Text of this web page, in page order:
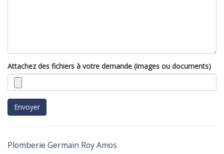
Attachez des fichiers à votre demande (images ou documents)
Envoyer
Plomberie Germain Roy Amos